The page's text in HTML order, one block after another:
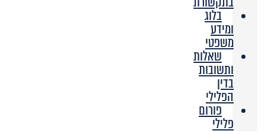
בלוג
ומידע
משפטי
שאלות
ותשובות
בדין
הפלילי
פורום
פלילי